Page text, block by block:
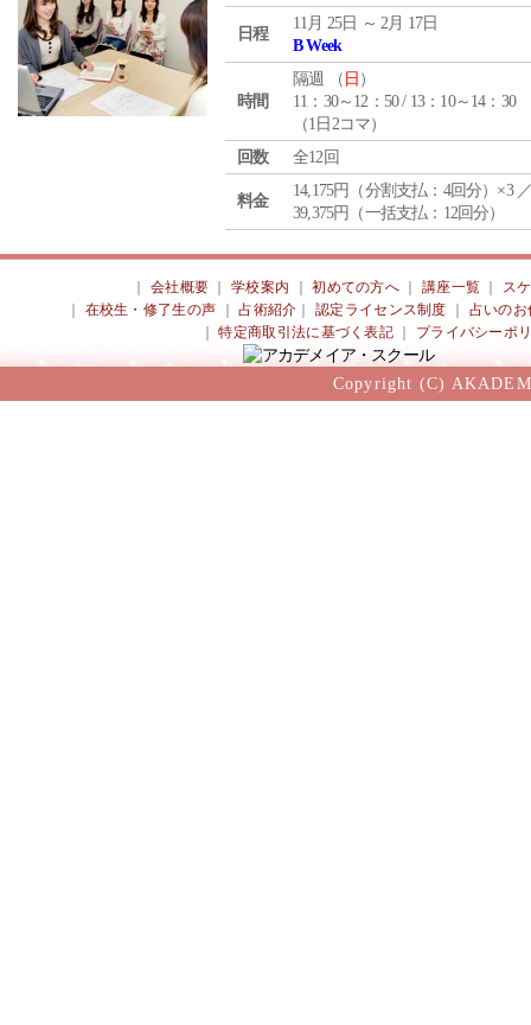
日程
11月 25日 ～ 2月 17日
B Week
時間
隔週 （ 日 ）
11：30～12：50 / 13：10～14：30
（1日2コマ）
回数
全12回
料金
14,175円（分割支払：4回分）×3
39,375円（一括支払：12回分）
会社概要 ｜学校案内 ｜初めての方へ 講座一覧
ス
在校生・修了生の声 ｜占術紹介 ｜認定ライセンス制度
占いのお
｜特定商取引法に基づく表記 プライバシーポ
Copyright (C)